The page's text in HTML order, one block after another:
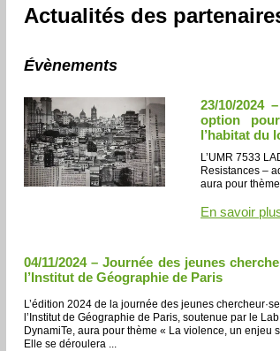
Actualités des
Évènements
23/10/2024
option
l’habitat du
L’UMR 7533
Resistances –
aura pour
En savoir
04/11/2024 – Journée des jeunes
l’Institut de Géographie de Paris
L’édition 2024 de la journée des jeunes
l’Institut de Géographie de Paris, soutenue par le
DynamiTe, aura pour thème « La violence, un enjeu
Elle se déroulera ...